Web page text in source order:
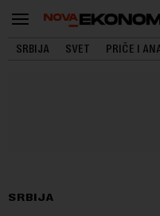
SRBIJA SVET PRIČE I
SRBIJA